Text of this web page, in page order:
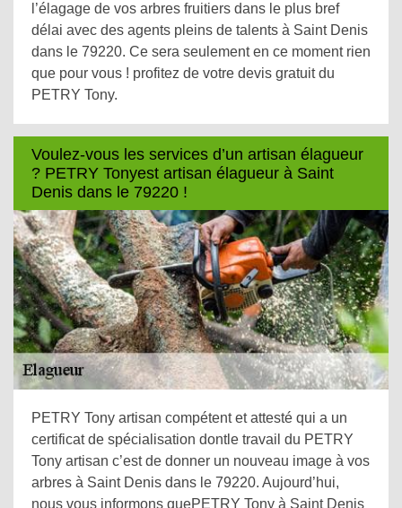
l’élagage de vos arbres fruitiers dans le plus bref
délai avec des agents pleins de talents à Saint Denis
dans le 79220. Ce sera seulement en ce moment rien
que pour vous ! profitez de votre devis gratuit du
PETRY Tony.
Voulez-vous les services d’un artisan élagueur
? PETRY Tonyest artisan élagueur à Saint
Denis dans le 79220 !
PETRY Tony artisan compétent et attesté qui a un
certificat de spécialisation dontle travail du PETRY
Tony artisan c’est de donner un nouveau image à vos
arbres à Saint Denis dans le 79220. Aujourd’hui,
nous vous informons quePETRY Tony à Saint Denis